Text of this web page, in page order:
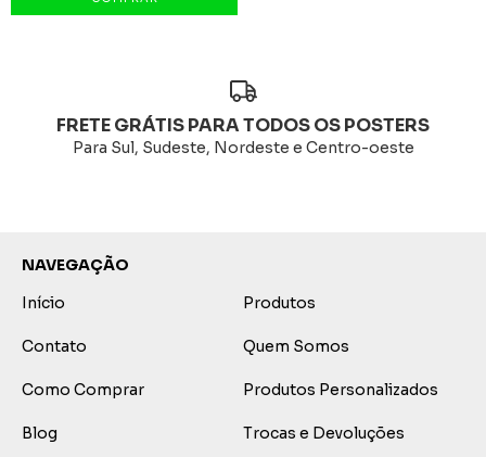
FRETE GRÁTIS PARA TODOS OS POSTERS
Para Sul, Sudeste, Nordeste e Centro-oeste
NAVEGAÇÃO
Início
Produtos
Contato Quem Somos
Como Comprar Produtos Personalizados
Blog Trocas e Devoluções